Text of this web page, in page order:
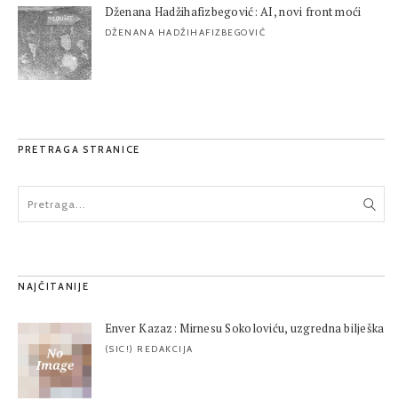
Dženana Hadžihafizbegović: AI, novi front moći
DŽENANA HADŽIHAFIZBEGOVIĆ
PRETRAGA STRANICE
NAJČITANIJE
Enver Kazaz: Mirnesu Sokoloviću, uzgredna bilješka
(SIC!) REDAKCIJA